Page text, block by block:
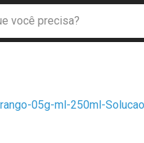
Paulo
página
você precisa?